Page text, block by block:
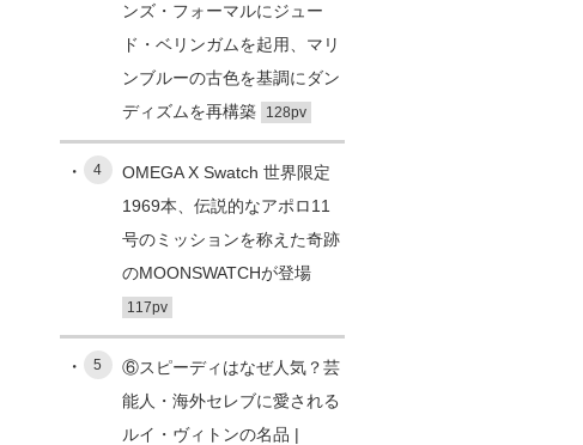
ンズ・フォーマルにジュー
ド・ベリンガムを起用、マリ
ンブルーの古色を基調にダン
ディズムを再構築
128pv
4
OMEGA X Swatch 世界限定
1969本、伝説的なアポロ11
号のミッションを称えた奇跡
のMOONSWATCHが登場
117pv
5
⑥スピーディはなぜ人気？芸
能人・海外セレブに愛される
ルイ・ヴィトンの名品 |